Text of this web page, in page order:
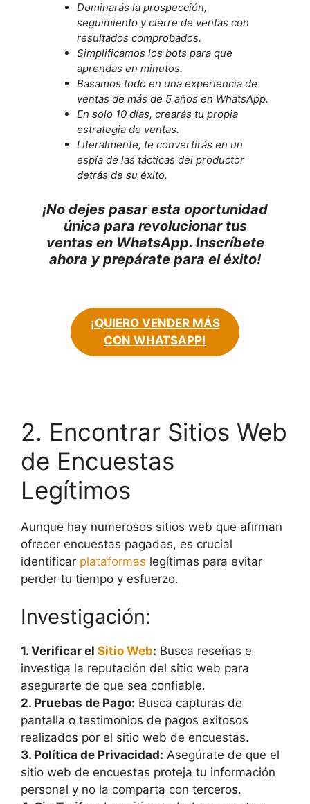
Dominarás la prospección,
seguimiento y cierre de ventas con
resultados comprobados.
Simplificamos los bots para que
aprendas en minutos.
Basamos todo en una experiencia de
ventas de más de 5 años en WhatsApp.
En solo 10 días, crearás tu propia
estrategia de ventas.
Literalmente, te convertirás en un
espía de las tácticas del productor
detrás de su éxito.
¡No dejes pasar esta oportunidad
única para revolucionar tus
ventas en WhatsApp. Inscríbete
ahora y prepárate para el éxito!
¡QUIERO VENDER MÁS
CON WHATSAPP!
2. Encontrar Sitios Web
de Encuestas
Legítimos
Aunque hay numerosos sitios web que afirman
ofrecer encuestas pagadas, es crucial
identificar plataformas legítimas para evitar
perder tu tiempo y esfuerzo.
Investigación:
1. Verificar el Sitio Web: Busca reseñas e
investiga la reputación del sitio web para
asegurarte de que sea confiable.
2. Pruebas de Pago: Busca capturas de
pantalla o testimonios de pagos exitosos
realizados por el sitio web de encuestas.
3. Política de Privacidad: Asegúrate de que el
sitio web de encuestas proteja tu información
personal y no la comparta con terceros.